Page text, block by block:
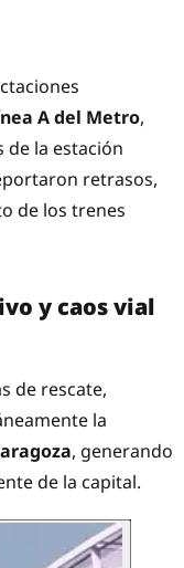
A del Metro,
de la estación
retrasos,
de los trenes
y caos vial
de rescate,
la
, generando
de la capital.